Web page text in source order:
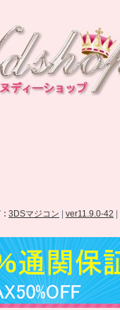
: 3DSマジコン ver11.9.0-42